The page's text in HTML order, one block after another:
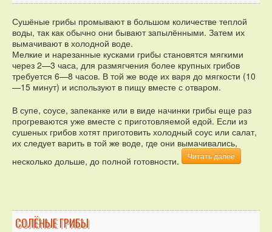
Сушёные грибы промывают в большом количестве теплой
воды, так как обычно они бывают запылёнными. Затем их
вымачивают в холодной воде.
Мелкие и нарезанные кусками грибы становятся мягкими
через 2—3 часа, для размягчения более крупных грибов
требуется 6—8 часов. В той же воде их варя до мягкости (10
—15 минут) и используют в пищу вместе с отваром.
В супе, соусе, запеканке или в виде начинки грибы еще раз
прогреваются уже вместе с приготовляемой едой. Если из
сушеных грибов хотят приготовить холодный соус или салат,
их следует варить в той же воде, где они вымачивались,
несколько дольше, до полной готовности.
Читать далее
СОЛЁНЫЕ ГРИБЫ